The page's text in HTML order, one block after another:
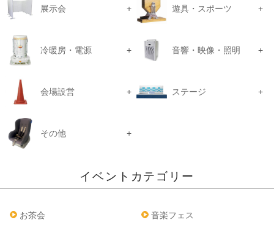
展示会 遊具・スポーツ
冷暖房・電源 音響・映像・照明
会場設営 ステージ
その他
イベントカテゴリー
お茶会 音楽フェス